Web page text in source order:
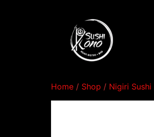
Home / Shop / Nigiri Sushi